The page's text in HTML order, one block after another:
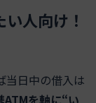
人向け！
当日中の借入は